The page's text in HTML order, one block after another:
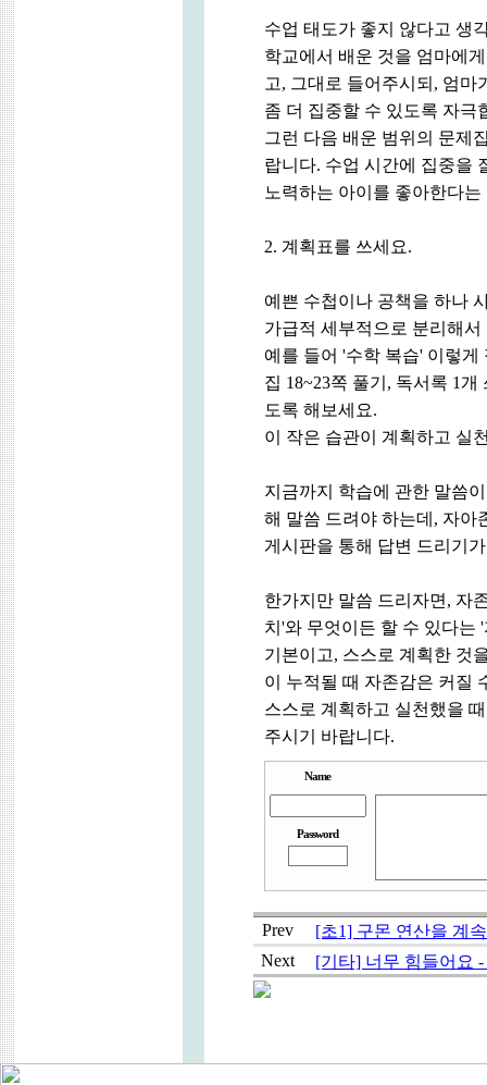
수업 태도가 좋지 않다고 생
학교에서 배운 것을 엄마에
고, 그대로 들어주시되, 엄마
좀 더 집중할 수 있도록 자극
그런 다음 배운 범위의 문제
랍니다. 수업 시간에 집중을
노력하는 아이를 좋아한다
2. 계획표를 쓰세요.
예쁜 수첩이나 공책을 하나
가급적 세부적으로 분리해서
예를 들어 '수학 복습' 이렇
집 18~23쪽 풀기, 독서록 1
도록 해보세요.
이 작은 습관이 계획하고 실
지금까지 학습에 관한 말씀
해 말씀 드려야 하는데, 자아
게시판을 통해 답변 드리기
한가지만 말씀 드리자면, 자
치'와 무엇이든 할 수 있다는
기본이고, 스스로 계획한 것
이 누적될 때 자존감은 커질
스스로 계획하고 실천했을
주시기 바랍니다.
Name
Password
Prev
[초1] 구몬 연산을 계
Next
[기타] 너무 힘들어요